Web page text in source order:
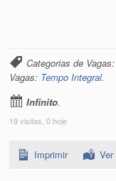
Categorias de
Vagas: Tempo Integral.
Infinito.
19 visitas, 0 hoje
Imprimir